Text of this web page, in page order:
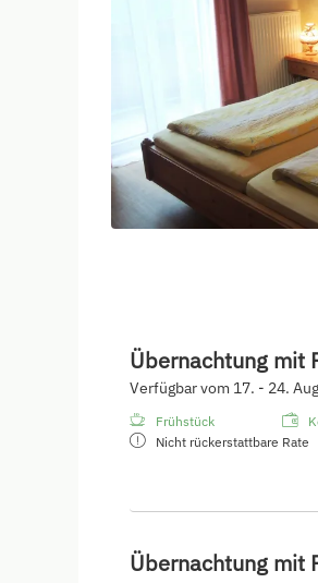
Übernachtung mit
Verfügbar vom 17. - 24.
Frühstück
Nicht rückerstattbare Rate
Übernachtung mit